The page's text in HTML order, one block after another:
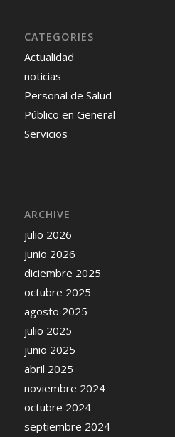
CATEGORIES
Actualidad
noticias
Personal de Salud
Público en General
Servicios
ARCHIVE
julio 2026
junio 2026
diciembre 2025
octubre 2025
agosto 2025
julio 2025
junio 2025
abril 2025
noviembre 2024
octubre 2024
septiembre 2024